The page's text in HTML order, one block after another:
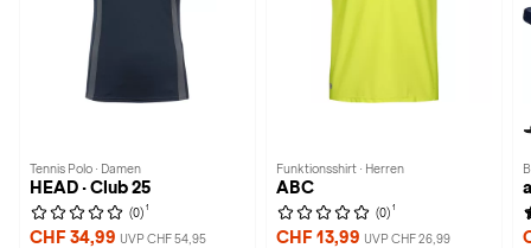
Tennis Polo · Damen
HEAD · Club 25
(0) 1
CHF 34,99 UVP CHF 54,95
Funktionsshirt · Herren
ABC
(0) 1
CHF 13,99 UVP CHF 26,99